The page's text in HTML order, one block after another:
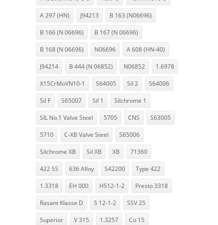
A 297 (HN) J94213 B 163 (N06696)
B 166 (N 06696) B 167 (N 06696)
B 168 (N 06696) N06696 A 608 (HN-40)
J94214 B 444 (N 06852) N06852 1.6978
X15CrMoVN10-1 S64005 Sil 2 S64006
Sil F S65007 Sil 1 Silchrome 1
SIL No.1 Valve Steel 5705 CNS S63005
5710 C-XB Valve Steel S65006
Silchrome XB Sil XB XB 71360
422 SS 636 Alloy S42200 Type 422
1.3318 EH 000 HS12-1-2 Presto 3318
Rasant Klasse D S 12-1-2 SSV 25
Superior V 315 1.3257 Co 15